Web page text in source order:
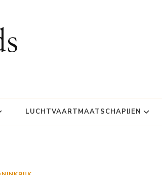
LUCHTVAARTMAATSCHAPIJEN